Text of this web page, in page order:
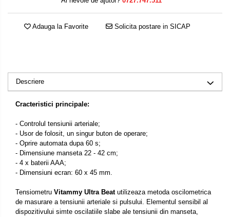
Adauga la Favorite Solicita postare in SICAP
Descriere
Cracteristici principale:
- Controlul tensiunii arteriale;
- Usor de folosit, un singur buton de operare;
- Oprire automata dupa 60 s;
- Dimensiune manseta 22 - 42 cm;
- 4 x baterii AAA;
- Dimensiuni ecran: 60 x 45 mm.
Tensiometru Vitammy Ultra Beat utilizeaza metoda oscilometrica
de masurare a tensiunii arteriale si pulsului. Elementul sensibil al
dispozitivului simte oscilatiile slabe ale tensiunii din manseta,